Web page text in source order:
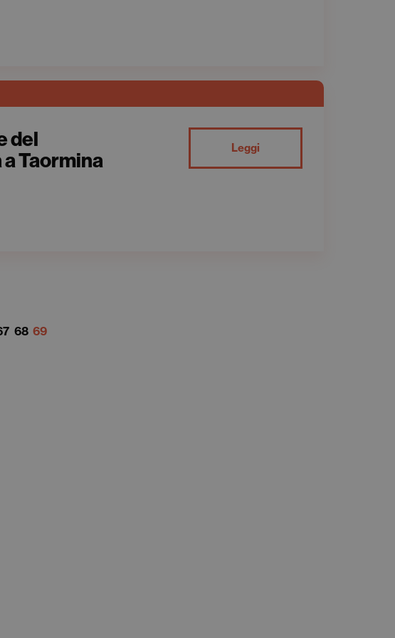
del
Taormina
Leggi
68 69